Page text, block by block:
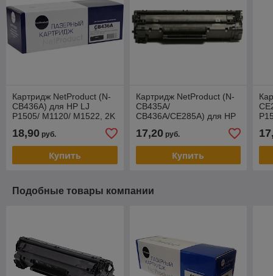
Картридж NetProduct (N-
CB436A) для HP LJ
P1505/ M1120/ M1522, 2K
18,90 руб.
Купить
Картридж NetProduct (N-
CB435A/
CB436A/CE285A) для HP
LJ P1005/ P1505/ Canon
725, Универс., 2K
17,20руб.
Купить
Подобные товары компании